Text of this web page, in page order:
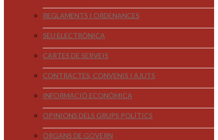
REGLAMENTS I ORDENANCES
SEU ELECTRÒNICA
CARTES DE SERVEIS
CONTRACTES, CONVENIS I AJUTS
INFORMACIÓ ECONÒMICA
OPINIONS DELS GRUPS POLÍTICS
ÒRGANS DE GOVERN